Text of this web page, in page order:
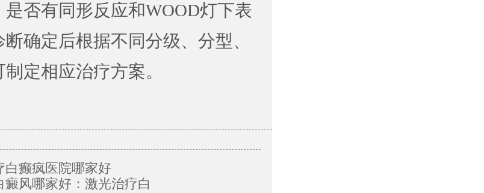
是否有同形反应和WOOD灯下表
确定后根据不同分级、分型、
定相应治疗方案。
白癫疯医院哪家好
癜风哪家好：激光治疗白